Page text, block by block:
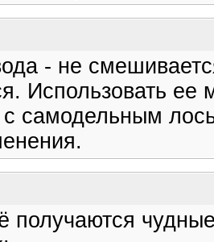
- не
Использовать ее
с самодельным
получаются